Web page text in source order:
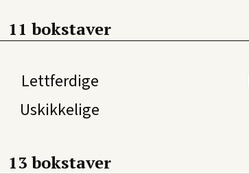
11 bokstaver
Lettferdige
Uskikkelige
13 bokstaver